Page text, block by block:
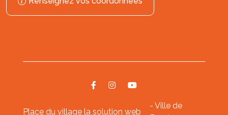
Place du village la solution web
- Ville de